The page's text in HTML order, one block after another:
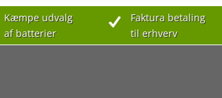
Kæmpe udvalg
af batterier
Faktura betaling
til erhverv